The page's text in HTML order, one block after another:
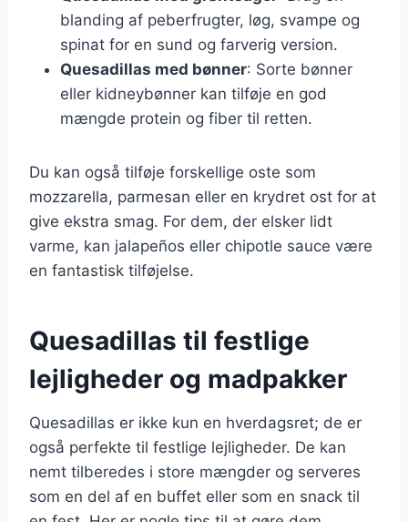
blanding af peberfrugter, løg, svampe og
spinat for en sund og farverig version.
Quesadillas med bønner: Sorte bønner
eller kidneybønner kan tilføje en god
mængde protein og fiber til retten.
Du kan også tilføje forskellige oste som
mozzarella, parmesan eller en krydret ost for at
give ekstra smag. For dem, der elsker lidt
varme, kan jalapeños eller chipotle sauce være
en fantastisk tilføjelse.
Quesadillas til festlige
lejligheder og madpakker
Quesadillas er ikke kun en hverdagsret; de er
også perfekte til festlige lejligheder. De kan
nemt tilberedes i store mængder og serveres
som en del af en buffet eller som en snack til